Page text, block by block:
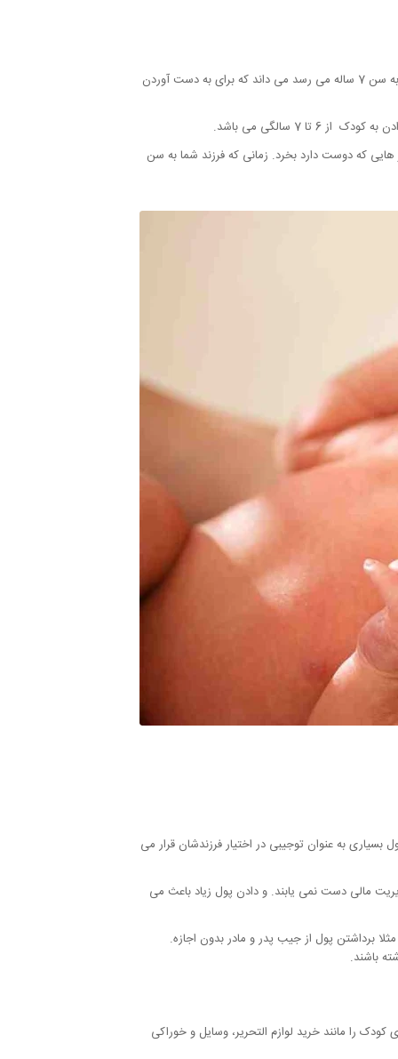
زمانی که کودک با مفاهیم شمارش، اعداد، مقایسه و ارزش چیز ها آشنا می شود بهترین زمان است تا با مفهوم خرج کردن آشنا شود، کودکی که به سن 7 ساله می رسد می داند که برای به دست آوردن
سالگی می باشد.
که دوست دارد بخرد. زمانی که فرزند شما به سن
به عنوان توجیبی در اختیار فرزندشان قرار می
مالی دست نمی یابند. و دادن پول زیاد باعث می
برداشتن پول از جیب پدر و مادر بدون اجازه.
باشند.
را مانند خرید لوازم التحریر، وسایل و خوراکی